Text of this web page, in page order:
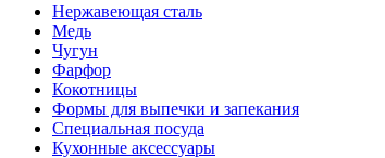
Нержавеющая сталь
Медь
Чугун
Фарфор
Кокотницы
Формы для выпечки и запекания
Специальная посуда
Кухонные аксессуары